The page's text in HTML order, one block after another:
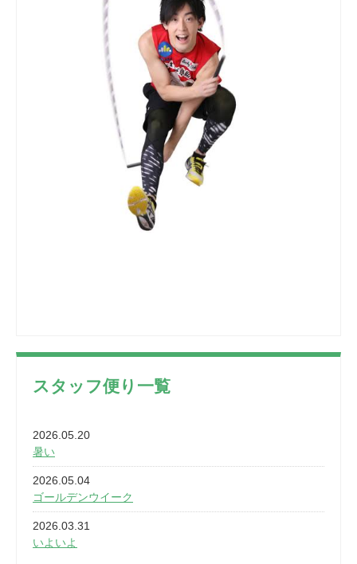
スタッフ便り一覧
2026.05.20
暑い
2026.05.04
ゴールデンウイーク
2026.03.31
いよいよ